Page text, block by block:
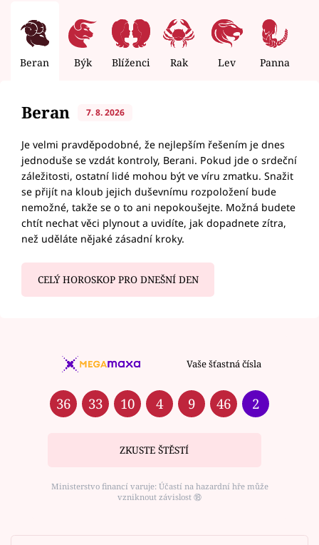
Beran Býk Blíženci Rak Lev Panna
Beran 7. 8. 2026
Je velmi pravděpodobné, že nejlepším řešením je dnes
jednoduše se vzdát kontroly, Berani. Pokud jde o srdeční
záležitosti, ostatní lidé mohou být ve víru zmatku. Snažit
se přijít na kloub jejich duševnímu rozpoložení bude
nemožné, takže se o to ani nepokoušejte. Možná budete
chtít nechat věci plynout a uvidíte, jak dopadnete zítra,
než uděláte nějaké zásadní kroky.
CELÝ HOROSKOP PRO DNEŠNÍ DEN
Vaše šťastná čísla
36 33 10 4 9 46 2
ZKUSTE ŠTĚSTÍ
Ministerstvo financí varuje: Účastí na hazardní hře může
vzniknout závislost ⑱